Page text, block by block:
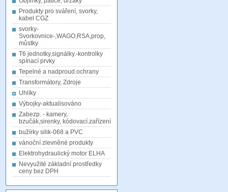
Produkty pro sváření, svorky,
kabel CGZ
svorky-
Svorkovnice-,WAGO,RSA,prop,
můstky
T6 jednotky,signálky.-kontrolky
spínací prvky
Tepelné a nadproud.ochrany
Transformátory, Zdroje
Uhlíky
Výbojky-aktualisováno
Zabezp. - kamery,
bzučák,sirenky, kódovací.zařízení
bužírky silik-068 a PVC
vánoční zlevněné produkty
Elektrohydraulický motor ELHA
Nevyužité základní prostředky
ceny bez DPH